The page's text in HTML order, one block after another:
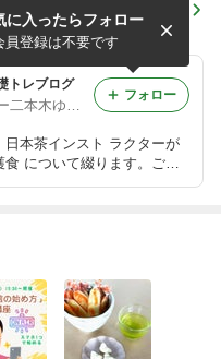
音声配信の始め方」講座開
のお知らせ
トレブログ
本茶インスト ラクターが
について綴ります。ご結
ン料理の基礎基礎コースほ
に入ったらフォロー
員登録は不要です
フォロー